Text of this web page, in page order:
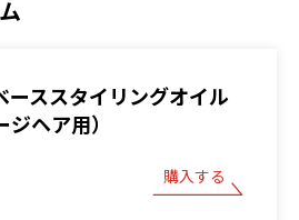
ーススタイリングオイル
ジヘア用）
購入する